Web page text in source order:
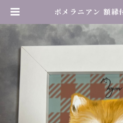
ポメラニアン 額縁